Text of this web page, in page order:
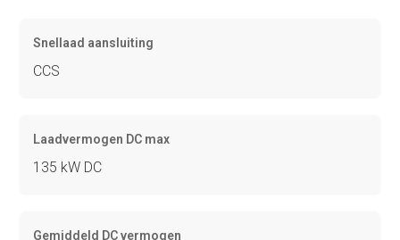
Snellaad aansluiting
CCS
Laadvermogen DC max
135 kW DC
Gemiddeld DC vermogen